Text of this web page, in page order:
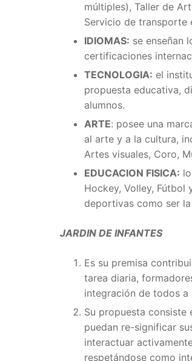
múltiples), Taller de
Servicio de transporte
IDIOMAS: se enseñan
certificaciones
TECNOLOGIA: el
propuesta educativa,
alumnos.
ARTE: posee una
al arte y a la cultura,
Artes visuales, Coro,
EDUCACION FISICA:
Hockey, Volley,
deportivas como ser
JARDIN DE INFANTES
Es su premisa
tarea diaria,
integración de todos
Su propuesta
puedan re-significar
interactuar
respetándose como